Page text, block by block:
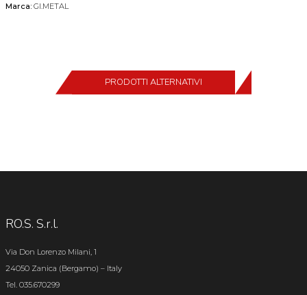
Marca: GI.METAL
PRODOTTI ALTERNATIVI
RO.S. S.r.l.
Via Don Lorenzo Milani, 1
24050 Zanica (Bergamo) – Italy
Tel. 035.670299